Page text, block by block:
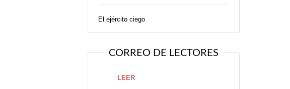
El ejército ciego
CORREO DE LECTORES
LEER